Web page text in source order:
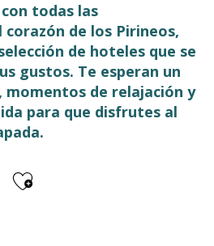
todas las
corazón de los Pirineos,
de hoteles que se
gustos. Te esperan un
momentos de relajación y
para que disfrutes al
Ajouter aux